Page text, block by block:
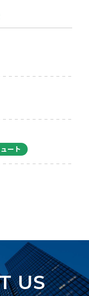
ート
US